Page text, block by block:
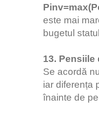
este mai
bugetul
13. Pensiile
Se acordă
iar diferența
înainte de